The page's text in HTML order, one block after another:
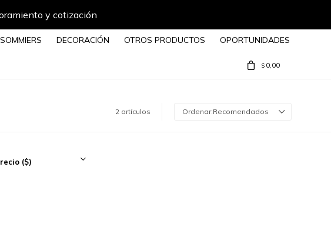
y cotización
DECORACIÓN OTROS PRODUCTOS OPORTUNIDADES
$ 0,00
2 artículos Recomendados
($)